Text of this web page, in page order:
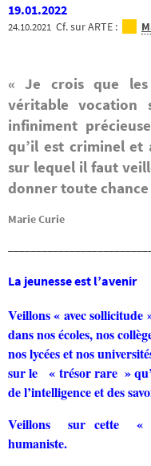
19.01.2022
24.10.2021 Cf. sur ARTE :
« Je crois que les
véritable vocation
infiniment
qu’il est criminel et
sur lequel il faut
donner toute chance
Marie Curie
La jeunesse est l’avenir
Veillons« avec sollicitude
dans nos écoles, nos
nos lycées et nos
sur le « trésor rare »
de l’intelligence et des
Veillons sur cette «
humaniste.